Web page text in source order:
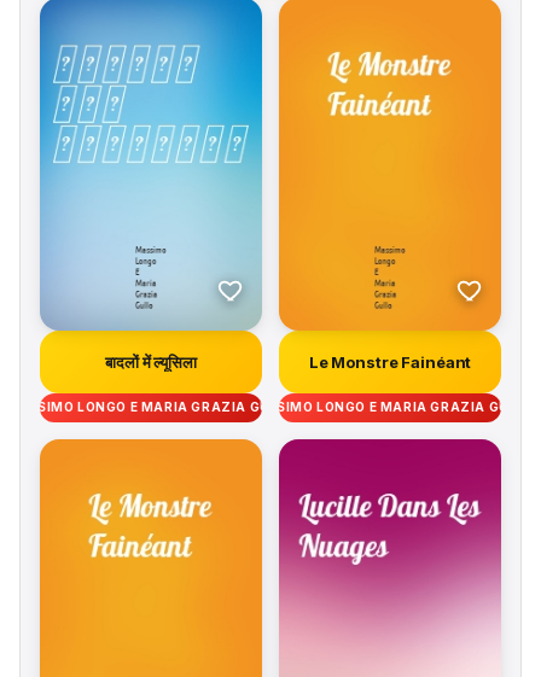
बादलों में ल्यूसिला
MASSIMO LONGO E MARIA GRAZIA GULLO
Le Monstre Fainéant
MASSIMO LONGO E MARIA GRAZIA GULLO